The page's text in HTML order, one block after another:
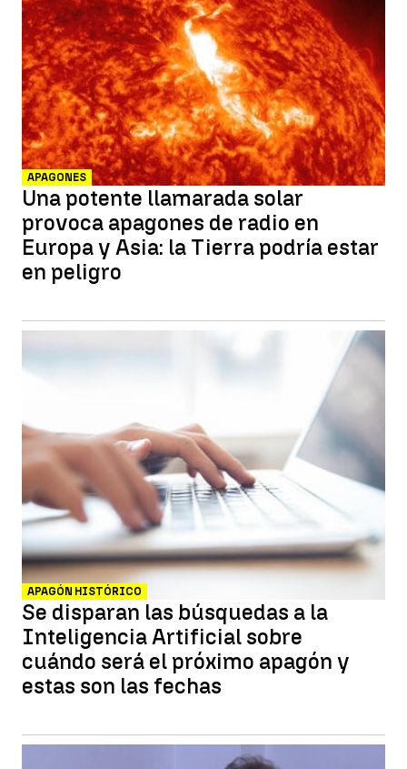
APAGONES
Una potente llamarada solar
provoca apagones de radio en
Europa y Asia: la Tierra podría estar
en peligro
APAGÓN HISTÓRICO
Se disparan las búsquedas a la
Inteligencia Artificial sobre
cuándo será el próximo apagón y
estas son las fechas